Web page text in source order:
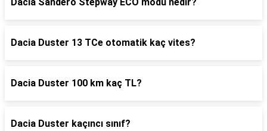
Dacia Duster 13 TCe otomatik kaç vites?
Dacia Duster 100 km kaç TL?
Dacia Duster kaçıncı sınıf?